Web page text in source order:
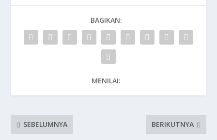
BAGIKAN:
MENILAI:
SEBELUMNYA BERIKUTNYA